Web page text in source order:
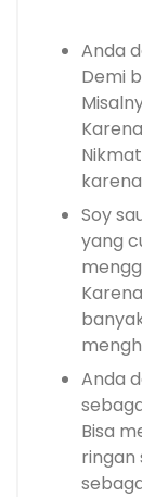
Anda
Demi
Soy
yang
Anda
Bisa
ringan